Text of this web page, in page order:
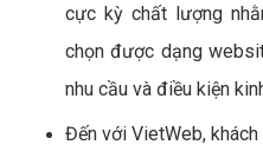
cực kỳ chất lượng
chọn được dạng
nhu cầu và điều kiện
Đến với VietWeb,